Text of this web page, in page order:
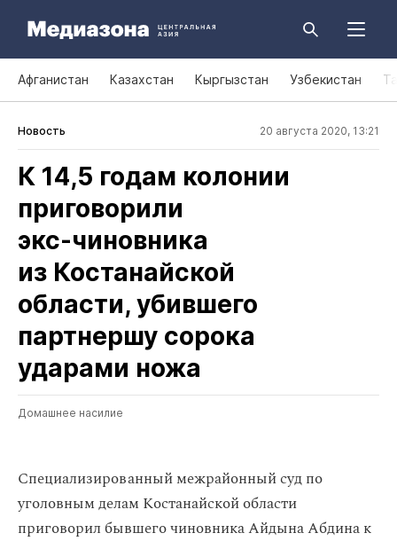
Афганистан Казахстан Кыргызстан Узбекистан
Новость 20 августа 2020, 13:21
К 14,5 годам колонии
приговорили
экс‑чиновника
из Костанайской
области, убившего
партнершу сорока
ударами ножа
Домашнее насилие
Специализированный межрайонный суд по
уголовным делам Костанайской области
приговорил бывшего чиновника Айдына Абдина к